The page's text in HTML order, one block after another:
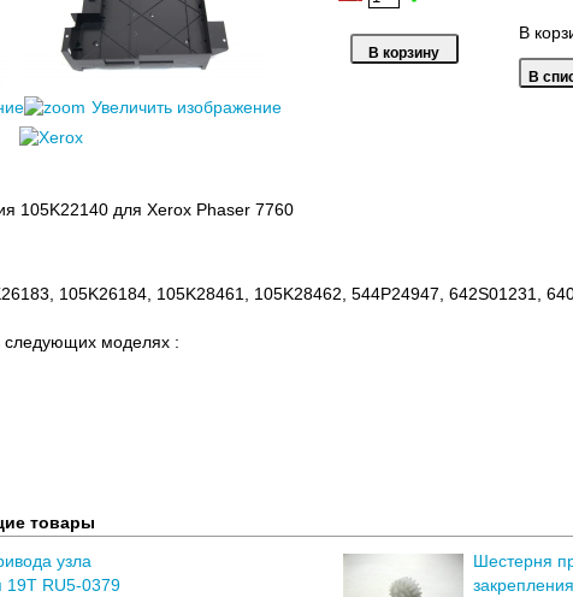
Увеличить изображение
В
105K22140 для Xerox Phaser 7760
105K26184, 105K28461, 105K28462, 544P24947, 642S01231,
следующих моделях :
товары
узла
19T RU5-0379
Шестерня